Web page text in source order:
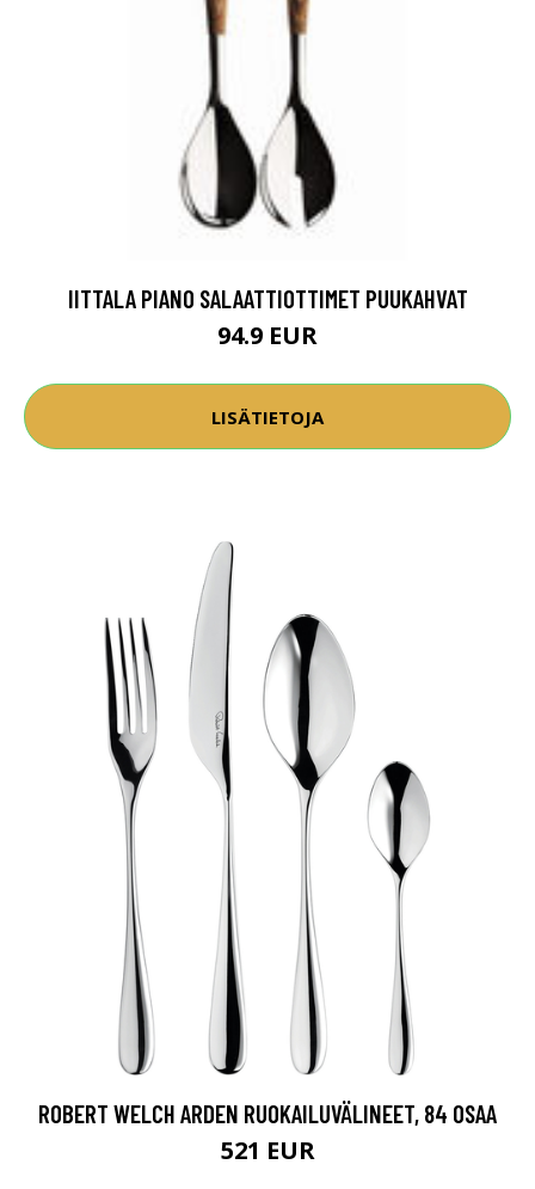
IITTALA PIANO SALAATTIOTTIMET PUUKAHVAT
94.9 EUR
LISÄTIETOJA
ROBERT WELCH ARDEN RUOKAILUVÄLINEET, 84 OSAA
521 EUR